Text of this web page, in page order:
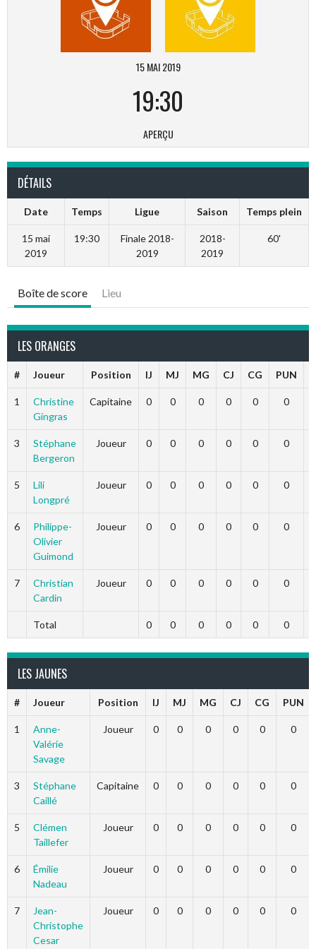
15 MAI 2019
19:30
APERÇU
DÉTAILS
Date Temps Ligue Saison Temps plein
15 mai
2019
19:30
Finale 2018-
2019
2018-
2019
60'
Boîte de score Lieu
LES ORANGES
# Joueur Position IJ MJ MG CJ CG PUN
1
Christine
Gingras
Capitaine 0 0 0 0 0 0
3
Stéphane
Bergeron
Joueur 0 0 0 0 0 0
5
Lili
Longpré
Joueur 0 0 0 0 0 0
6
Philippe-
Olivier
Guimond
Joueur 0 0 0 0 0 0
7
Christian
Cardin
Joueur 0 0 0 0 0 0
Total 0 0 0 0 0 0
LES JAUNES
# Joueur Position IJ MJ MG CJ CG PUN
1
Anne-
Valérie
Savage
Joueur 0 0 0 0 0 0
3
Stéphane
Caillé
Capitaine 0 0 0 0 0 0
5
Clémen
Taillefer
Joueur 0 0 0 0 0 0
6
Émilie
Nadeau
Joueur 0 0 0 0 0 0
7
Jean-
Christophe
Cesar
Joueur 0 0 0 0 0 0